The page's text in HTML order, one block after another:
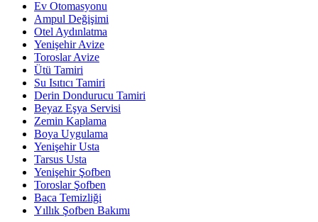
Ev Otomasyonu
Ampul Değişimi
Otel Aydınlatma
Yenişehir Avize
Toroslar Avize
Ütü Tamiri
Su Isıtıcı Tamiri
Derin Dondurucu Tamiri
Beyaz Eşya Servisi
Zemin Kaplama
Boya Uygulama
Yenişehir Usta
Tarsus Usta
Yenişehir Şofben
Toroslar Şofben
Baca Temizliği
Yıllık Şofben Bakımı